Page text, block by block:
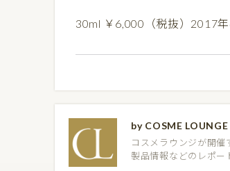
30ml ￥6,000（税抜）2017
by COSME
コスメラウンジが開
製品情報などのレポー